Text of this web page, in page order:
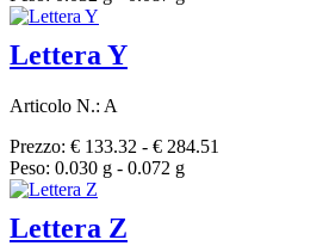
Lettera Y
Articolo N.: A
Prezzo: € 133.32 - € 284.51
Peso: 0.030 g - 0.072 g
Lettera Z